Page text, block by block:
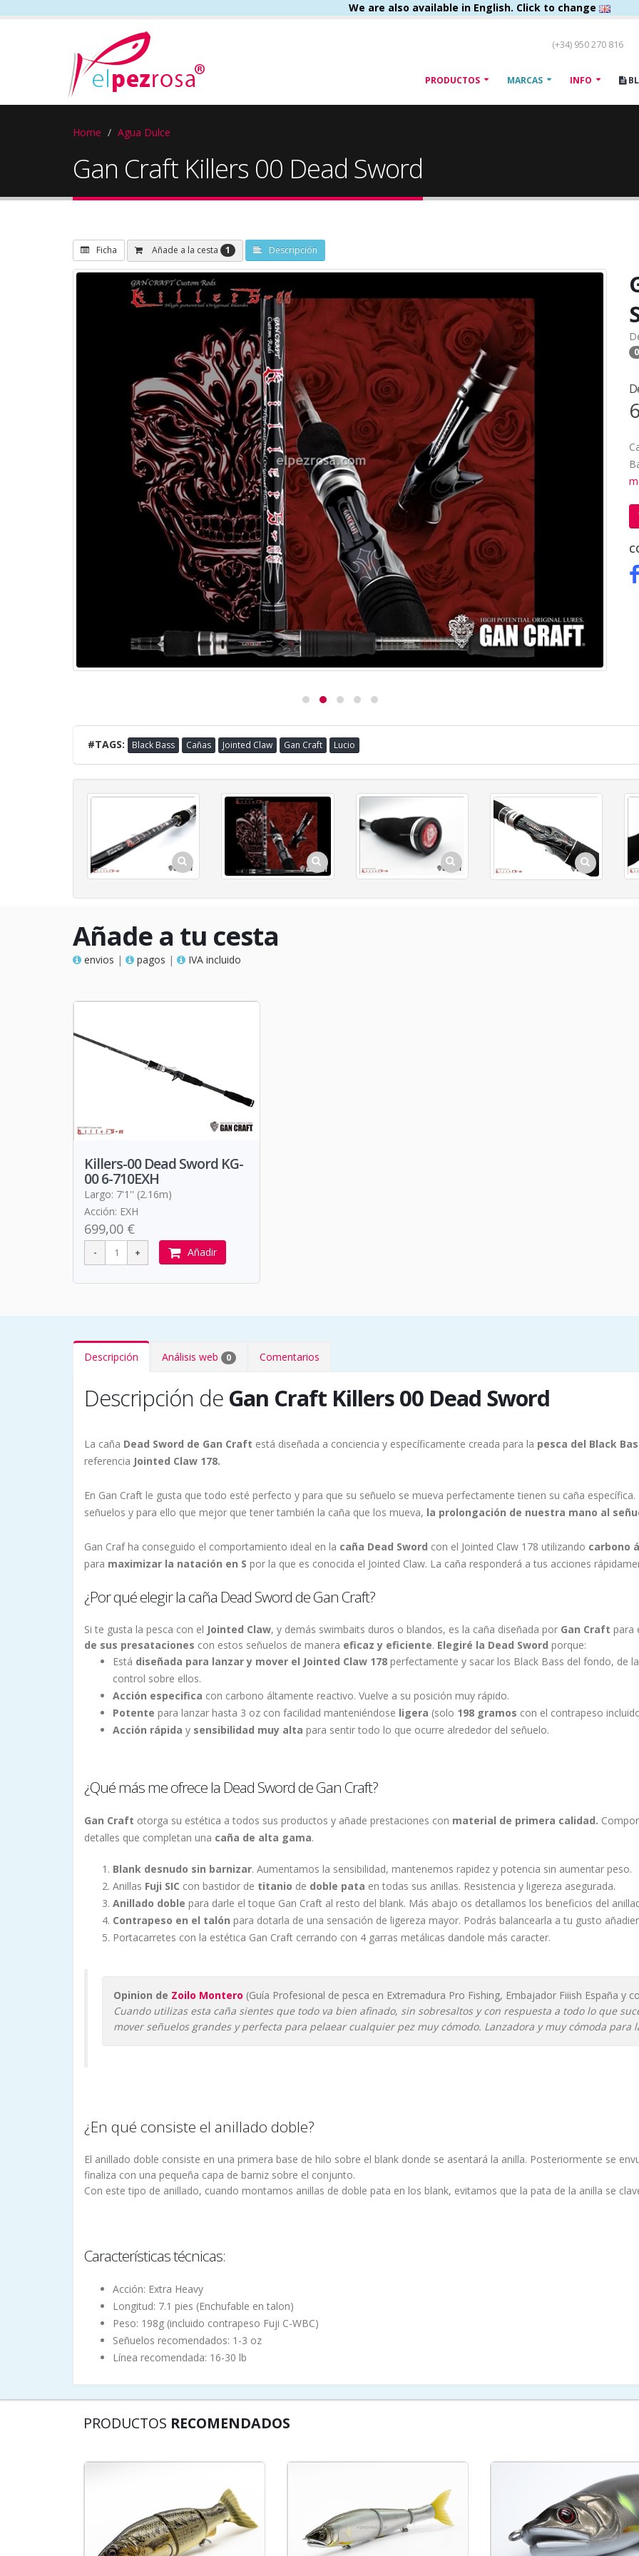
We are also available in English. Click to change
(+34) 950 270 816
PRODUCTOS MARCAS INFO
Home Agua Dulce
Gan Craft Killers 00 Dead Sword
Ficha Añade a la cesta 1 Descripción
0
#TAGS: Black Bass Cañas Jointed Claw Gan Craft Lucio
Añade a tu cesta
envios | pagos | IVA incluido
Killers-00 Dead Sword KG-
00 6-710EXH
Largo: 7'1'' (2.16m)
Acción: EXH
699,00 €
Añadir
Descripción Análisis web 0 Comentarios
Descripción de Gan Craft Killers 00 Dead Sword
La caña Dead Sword de Gan Craft está diseñada a conciencia y específicamente creada para la pesca del Black
referencia Jointed Claw 178.
En Gan Craft le gusta que todo esté perfecto y para que su señuelo se mueva perfectamente tienen su caña específica.
señuelos y para ello que mejor que tener también la caña que los mueva, la prolongación de nuestra mano al
Gan Craf ha conseguido el comportamiento ideal en la caña Dead Sword con el Jointed Claw 178 utilizando carbono
para maximizar la natación en S por la que es conocida el Jointed Claw. La caña responderá a tus acciones
¿Por qué elegir la caña Dead Sword de Gan Craft?
Si te gusta la pesca con el Jointed Claw, y demás swimbaits duros o blandos, es la caña diseñada por Gan Craft para
de sus presataciones con estos señuelos de manera eficaz y eficiente. Elegiré la Dead Sword porque:
Está diseñada para lanzar y mover el Jointed Claw 178 perfectamente y sacar los Black Bass del fondo, de
control sobre ellos.
Acción especifica con carbono áltamente reactivo. Vuelve a su posición muy rápido.
Potente para lanzar hasta 3 oz con facilidad manteniéndose ligera (solo 198 gramos con el contrapeso
Acción rápida y sensibilidad muy alta para sentir todo lo que ocurre alrededor del señuelo.
¿Qué más me ofrece la Dead Sword de Gan Craft?
Gan Craft otorga su estética a todos sus productos y añade prestaciones con material de primera calidad.
detalles que completan una caña de alta gama.
Blank desnudo sin barnizar. Aumentamos la sensibilidad, mantenemos rapidez y potencia sin aumentar peso.
Anillas Fuji SIC con bastidor de titanio de doble pata en todas sus anillas. Resistencia y ligereza asegurada.
Anillado doble para darle el toque Gan Craft al resto del blank. Más abajo os detallamos los beneficios del
Contrapeso en el talón para dotarla de una sensación de ligereza mayor. Podrás balancearla a tu gusto
Portacarretes con la estética Gan Craft cerrando con 4 garras metálicas dandole más caracter.
Opinion de Zoilo Montero (Guía Profesional de pesca en Extremadura Pro Fishing, Embajador Fiiish España y
Cuando utilizas esta caña sientes que todo va bien afinado, sin sobresaltos y con respuesta a todo lo que
mover señuelos grandes y perfecta para pelaear cualquier pez muy cómodo. Lanzadora y muy cómoda para
¿En qué consiste el anillado doble?
El anillado doble consiste en una primera base de hilo sobre el blank donde se asentará la anilla. Posteriormente se
finaliza con una pequeña capa de barniz sobre el conjunto.
Con este tipo de anillado, cuando montamos anillas de doble pata en los blank, evitamos que la pata de la anilla se
Características técnicas:
Acción: Extra Heavy
Longitud: 7.1 pies (Enchufable en talon)
Peso: 198g (incluido contrapeso Fuji C-WBC)
Señuelos recomendados: 1-3 oz
Línea recomendada: 16-30 lb
PRODUCTOS RECOMENDADOS